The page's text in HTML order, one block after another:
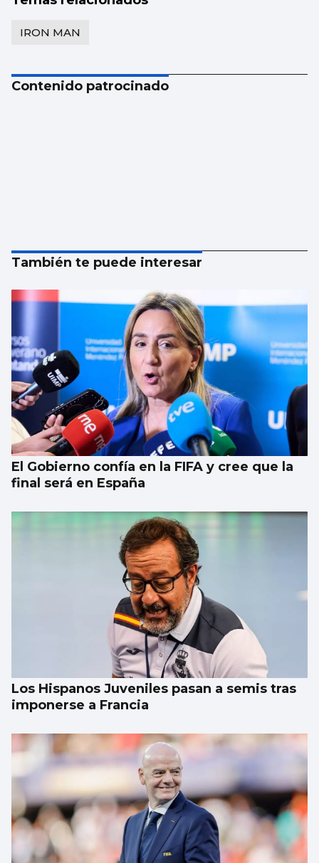
IRON MAN
Contenido patrocinado
También te puede interesar
El Gobierno confía en la FIFA y cree que la
final será en España
Los Hispanos Juveniles pasan a semis tras
imponerse a Francia